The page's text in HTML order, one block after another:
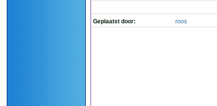
Geplaatst door: roos